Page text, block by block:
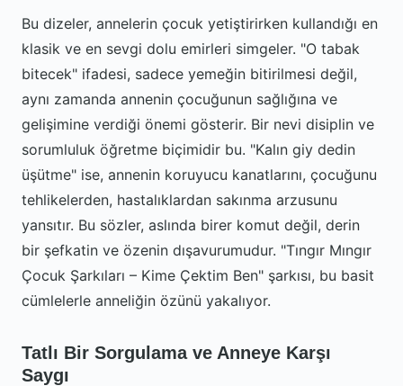
Bu dizeler, annelerin çocuk yetiştirirken kullandığı en
klasik ve en sevgi dolu emirleri simgeler. "O tabak
bitecek" ifadesi, sadece yemeğin bitirilmesi değil,
aynı zamanda annenin çocuğunun sağlığına ve
gelişimine verdiği önemi gösterir. Bir nevi disiplin ve
sorumluluk öğretme biçimidir bu. "Kalın giy dedin
üşütme" ise, annenin koruyucu kanatlarını, çocuğunu
tehlikelerden, hastalıklardan sakınma arzusunu
yansıtır. Bu sözler, aslında birer komut değil, derin
bir şefkatin ve özenin dışavurumudur. "Tıngır Mıngır
Çocuk Şarkıları – Kime Çektim Ben" şarkısı, bu basit
cümlelerle anneliğin özünü yakalıyor.
Tatlı Bir Sorgulama ve Anneye Karşı
Saygı